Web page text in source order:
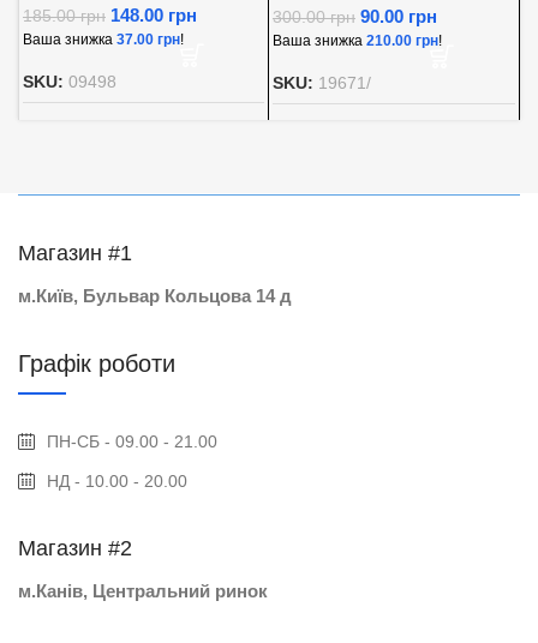
185.00грн 148.00 грн
Ваша знижка 37.00 грн!
SKU: 09498
300.00грн 90.00 грн
Ваша знижка 210.00 грн!
SKU: 19671/
Магазин #1
м.Київ, Бульвар Кольцова 14 д
Графік роботи
ПН-СБ - 09.00 - 21.00
НД - 10.00 - 20.00
Магазин #2
м.Канів, Центральний ринок